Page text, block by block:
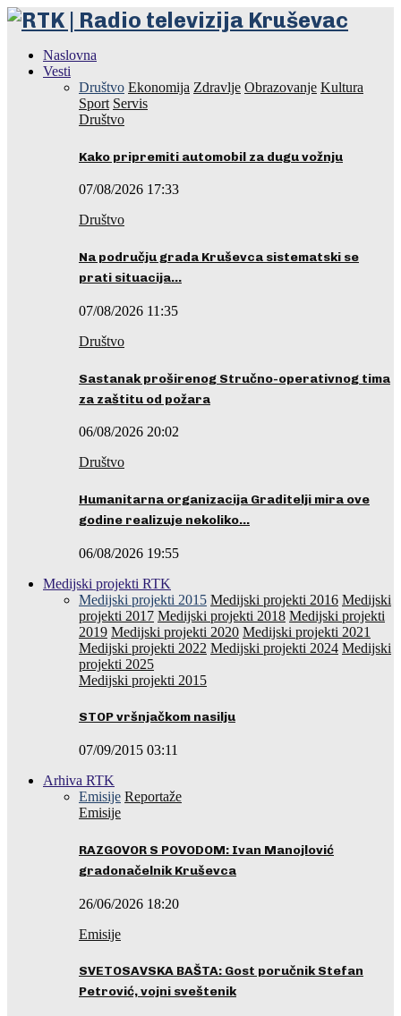
Naslovna
Vesti
Društvo Ekonomija Zdravlje Obrazovanje Kultura
Sport Servis
Društvo
Kako pripremiti automobil za dugu vožnju
07/08/2026 17:33
Društvo
Na području grada Kruševca sistematski se
prati situacija…
07/08/2026 11:35
Društvo
Sastanak proširenog Stručno-operativnog tima
za zaštitu od požara
06/08/2026 20:02
Društvo
Humanitarna organizacija Graditelji mira ove
godine realizuje nekoliko…
06/08/2026 19:55
Medijski projekti RTK
Medijski projekti 2015 Medijski projekti 2016 Medijski
projekti 2017 Medijski projekti 2018 Medijski projekti
2019 Medijski projekti 2020 Medijski projekti 2021
Medijski projekti 2022 Medijski projekti 2024 Medijski
projekti 2025
Medijski projekti 2015
STOP vršnjačkom nasilju
07/09/2015 03:11
Arhiva RTK
Emisije Reportaže
Emisije
RAZGOVOR S POVODOM: Ivan Manojlović
gradonačelnik Kruševca
26/06/2026 18:20
Emisije
SVETOSAVSKA BAŠTA: Gost poručnik Stefan
Petrović, vojni sveštenik